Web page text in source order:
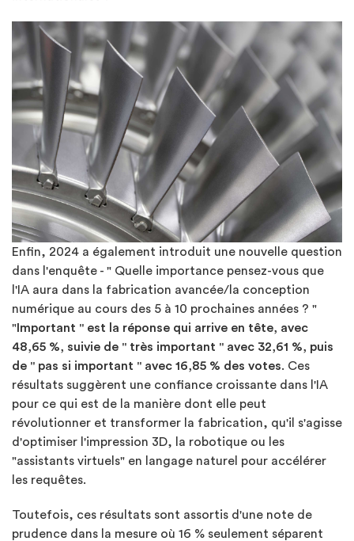
Enfin, 2024 a également introduit une nouvelle question
dans l'enquête - " Quelle importance pensez-vous que
l'IA aura dans la fabrication avancée/la conception
numérique au cours des 5 à 10 prochaines années ? "
" Important " est la réponse qui arrive en tête, avec
48,65 %, suivie de " très important " avec 32,61 %, puis
de " pas si important " avec 16,85 % des votes. Ces
résultats suggèrent une confiance croissante dans l'IA
pour ce qui est de la manière dont elle peut
révolutionner et transformer la fabrication, qu'il s'agisse
d'optimiser l'impression 3D, la robotique ou les
"assistants virtuels" en langage naturel pour accélérer
les requêtes.
Toutefois, ces résultats sont assortis d'une note de
prudence dans la mesure où 16 % seulement séparent